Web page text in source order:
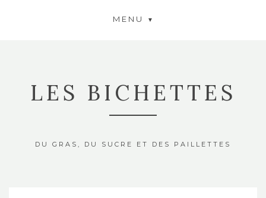
MENU
LES BICHETTES
DU GRAS, DU SUCRE ET DES PAILLETTES